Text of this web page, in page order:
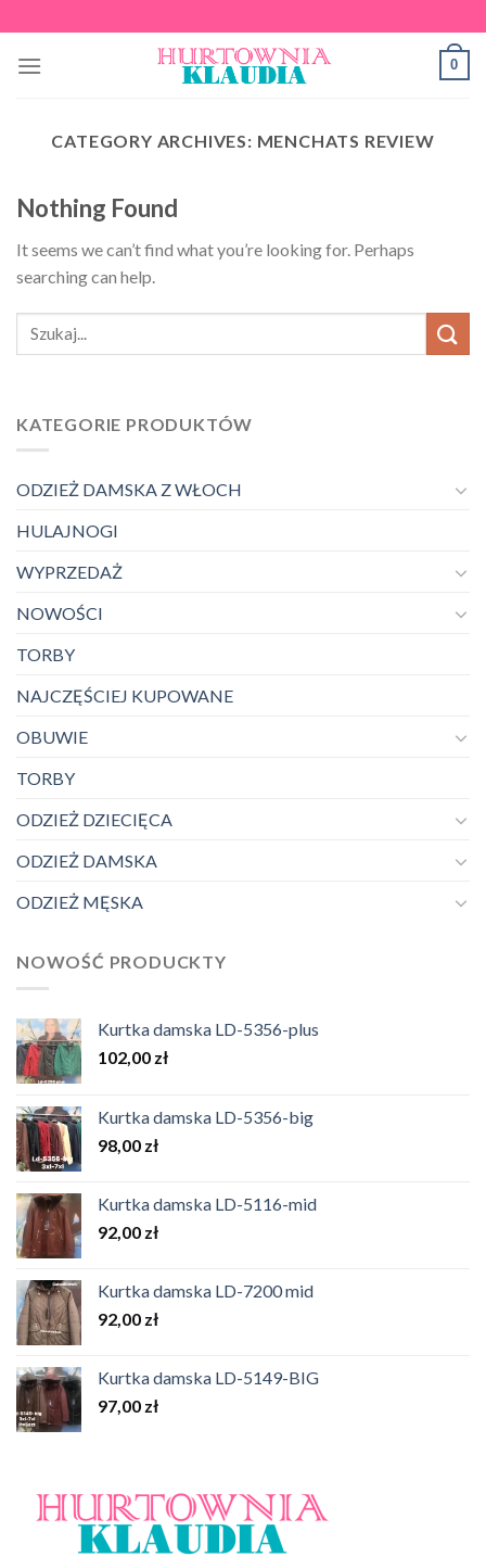
to
content
0
CATEGORY ARCHIVES: MENCHATS REVIEW
Nothing Found
It seems we can’t find what you’re looking for. Perhaps
searching can help.
KATEGORIE PRODUKTÓW
ODZIEŻ DAMSKA Z WŁOCH
HULAJNOGI
WYPRZEDAŻ
NOWOŚCI
TORBY
NAJCZĘŚCIEJ KUPOWANE
OBUWIE
TORBY
ODZIEŻ DZIECIĘCA
ODZIEŻ DAMSKA
ODZIEŻ MĘSKA
NOWOŚĆ PRODUCKTY
Kurtka damska LD-5356-plus
102,00 zł
Kurtka damska LD-5356-big
98,00 zł
Kurtka damska LD-5116-mid
92,00 zł
Kurtka damska LD-7200 mid
92,00 zł
Kurtka damska LD-5149-BIG
97,00 zł